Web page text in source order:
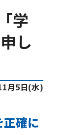
学
し
月5日(水)
正確に